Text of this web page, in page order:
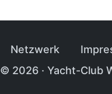
Navi­ga­tion
Netz­werk
© 2026 · Yacht-Club